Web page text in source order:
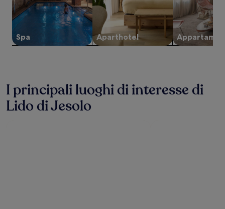
adulti.
Prezzi
disponibilità
possono
condizioni
aggiuntive.
Spa Aparthotel
I principali luoghi di interesse di
Lido di Jesolo